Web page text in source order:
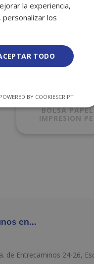
BOLSA
IMPRESION
en...
de Entrecaminos 24-26,
la experiencia,
personalizar los
TODO
POWERED BY COOKIESCRIPT